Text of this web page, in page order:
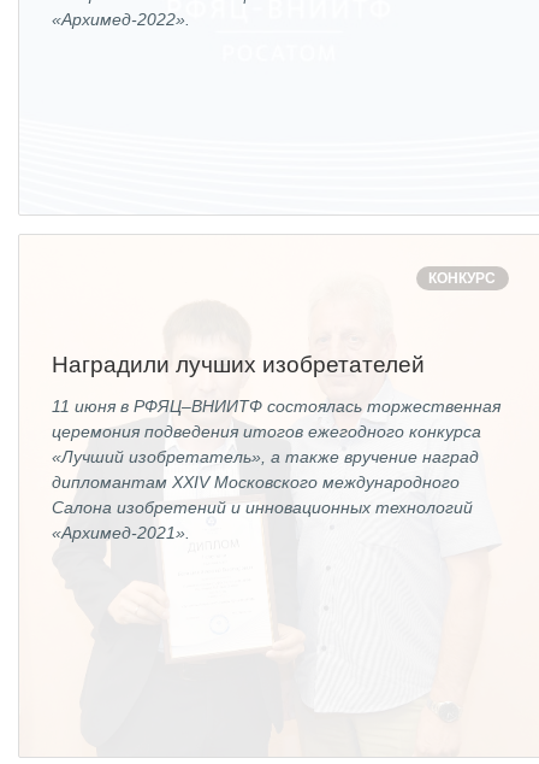
ОБРАЗОВАНИЕ/КАРЬЕРА
Школа молодого специалиста
Профессиональное обучение
Практика для студентов
«Архимед-2022».
КОНКУРС
Наградили лучших изобретателей
11 июня в РФЯЦ–ВНИИТФ состоялась торжественная
церемония подведения итогов ежегодного конкурса
«Лучший изобретатель», а также вручение наград
дипломантам XXIV Московского международного
Салона изобретений и инновационных технологий
«Архимед-2021».